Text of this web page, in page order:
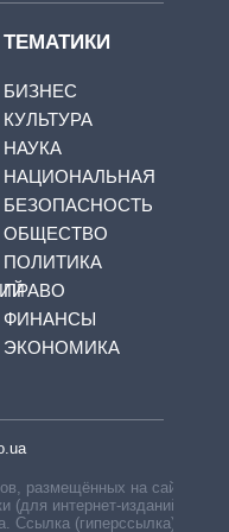
ТЕМАТИКИ
БИЗНЕС
КУЛЬТУРА
НАУКА
НАЦИОНАЛЬНАЯ
БЕЗОПАСНОСТЬ
ОБЩЕСТВО
ПОЛИТИКА
ПРАВО
ФИНАНСЫ
ЭКОНОМИКА
размещённых на сайте,
(для интернет-изданий —
Ссылка (гиперссылка)